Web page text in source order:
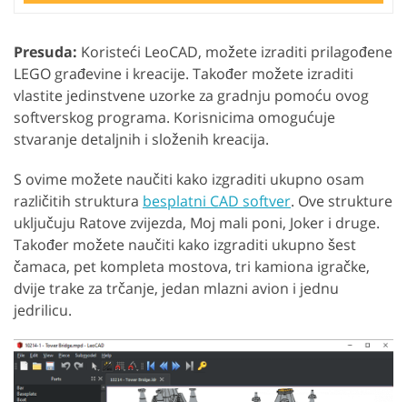
Presuda: Koristeći LeoCAD, možete izraditi prilagođene
LEGO građevine i kreacije. Također možete izraditi
vlastite jedinstvene uzorke za gradnju pomoću ovog
softverskog programa. Korisnicima omogućuje
stvaranje detaljnih i složenih kreacija.
S ovime možete naučiti kako izgraditi ukupno osam
različitih struktura besplatni CAD softver. Ove strukture
uključuju Ratove zvijezda, Moj mali poni, Joker i druge.
Također možete naučiti kako izgraditi ukupno šest
čamaca, pet kompleta mostova, tri kamiona igračke,
dvije trake za trčanje, jedan mlazni avion i jednu
jedrilicu.